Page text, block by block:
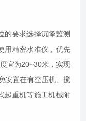
的要求选择沉降监测
用精密水准仪，优先
宜为20~30米，实现
安置在有空压机、搅
起重机等施工机械附